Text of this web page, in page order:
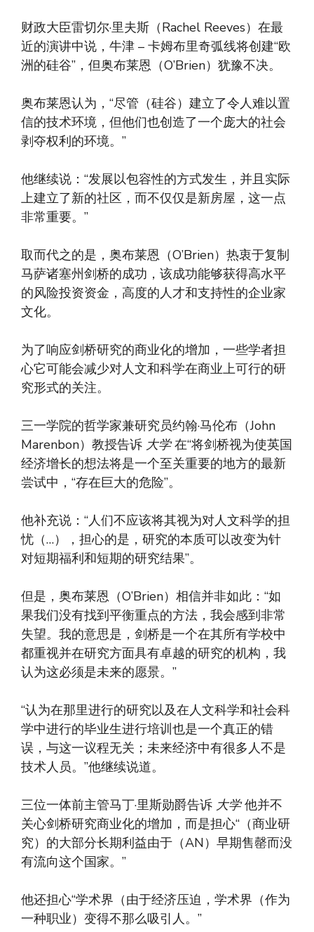
财政大臣雷切尔·里夫斯（Rachel Reeves）在最
近的演讲中说，牛津 – 卡姆布里奇弧线将创建“欧
洲的硅谷”，但奥布莱恩（O’Brien）犹豫不决。
奥布莱恩认为，“尽管（硅谷）建立了令人难以置
信的技术环境，但他们也创造了一个庞大的社会
剥夺权利的环境。”
他继续说：“发展以包容性的方式发生，并且实际
上建立了新的社区，而不仅仅是新房屋，这一点
非常重要。”
取而代之的是，奥布莱恩（O’Brien）热衷于复制
马萨诸塞州剑桥的成功，该成功能够获得高水平
的风险投资资金，高度的人才和支持性的企业家
文化。
为了响应剑桥研究的商业化的增加，一些学者担
心它可能会减少对人文和科学在商业上可行的研
究形式的关注。
三一学院的哲学家兼研究员约翰·马伦布（John
Marenbon）教授告诉 大学在“将剑桥视为使英国
经济增长的想法将是一个至关重要的地方的最新
尝试中，“存在巨大的危险”。
他补充说：“人们不应该将其视为对人文科学的担
忧（…），担心的是，研究的本质可以改变为针
对短期福利和短期的研究结果”。
但是，奥布莱恩（O’Brien）相信并非如此：“如
果我们没有找到平衡重点的方法，我会感到非常
失望。我的意思是，剑桥是一个在其所有学校中
都重视并在研究方面具有卓越的研究的机构，我
认为这必须是未来的愿景。”
“认为在那里进行的研究以及在人文科学和社会科
学中进行的毕业生进行培训也是一个真正的错
误，与这一议程无关；未来经济中有很多人不是
技术人员。”他继续说道。
三位一体前主管马丁·里斯勋爵告诉 大学他并不
关心剑桥研究商业化的增加，而是担心“（商业研
究）的大部分长期利益由于（AN）早期售罄而没
有流向这个国家。”
他还担心“学术界（由于经济压迫，学术界（作为
一种职业）变得不那么吸引人。”